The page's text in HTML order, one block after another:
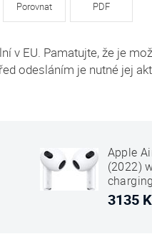
Porovnat PDF
v EU. Pamatujte, že je
odesláním je nutné jej
Apple
(2022)
3135